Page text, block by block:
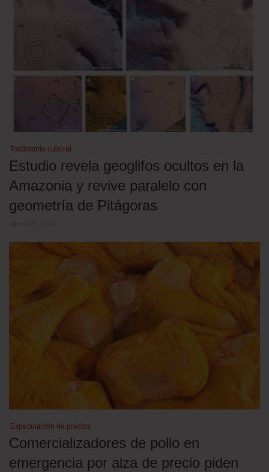
Patrimonio cultural
Estudio revela geoglifos ocultos en la
Amazonia y revive paralelo con
geometría de Pitágoras
Especulación de precios
Comercializadores de pollo en
emergencia por alza de precio piden